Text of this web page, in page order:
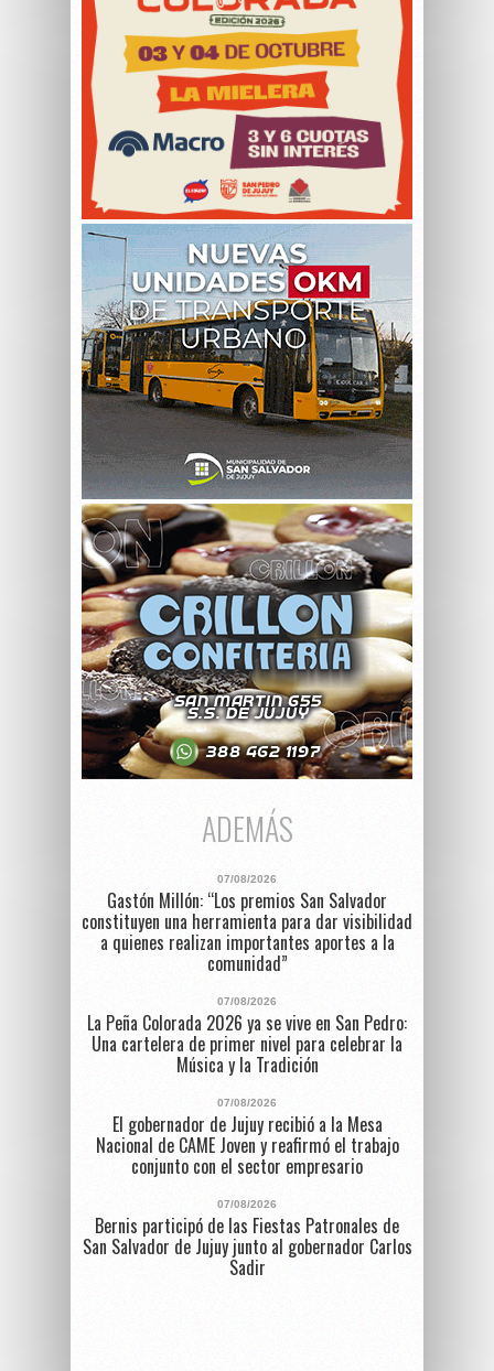
ADEMÁS
07/08/2026
Gastón Millón: “Los premios San Salvador
constituyen una herramienta para dar visibilidad
a quienes realizan importantes aportes a la
comunidad”
07/08/2026
La Peña Colorada 2026 ya se vive en San Pedro:
Una cartelera de primer nivel para celebrar la
Música y la Tradición
07/08/2026
El gobernador de Jujuy recibió a la Mesa
Nacional de CAME Joven y reafirmó el trabajo
conjunto con el sector empresario
07/08/2026
Bernis participó de las Fiestas Patronales de
San Salvador de Jujuy junto al gobernador Carlos
Sadir